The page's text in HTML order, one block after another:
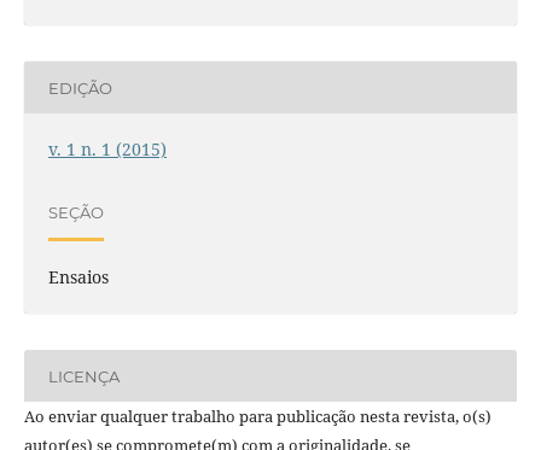
EDIÇÃO
v. 1 n. 1 (2015)
SEÇÃO
Ensaios
LICENÇA
Ao enviar qualquer trabalho para publicação nesta revista, o(s)
autor(es) se compromete(m) com a originalidade, se